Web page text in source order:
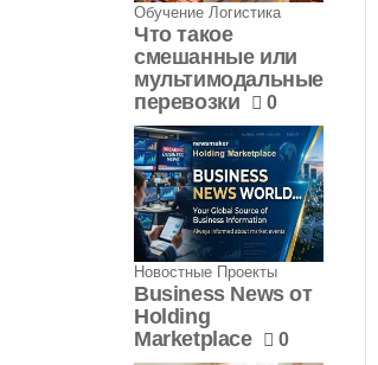
Обучение Логистика
Что такое
смешанные или
мультимодальные
перевозки
0
Новостные Проекты
Business News от
Holding
Marketplace
0